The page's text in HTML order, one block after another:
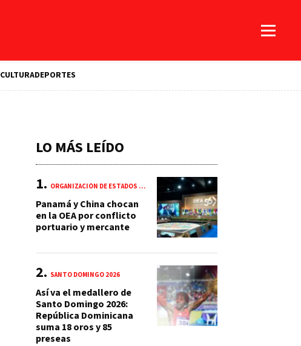
CULTURADEPORTES
LO MÁS LEÍDO
ORGANIZACIÓN DE ESTADOS AMERICANOS (OEA)
Panamá y China chocan
en la OEA por conflicto
portuario y mercante
SANTO DOMINGO 2026
Así va el medallero de
Santo Domingo 2026:
República Dominicana
suma 18 oros y 85
preseas